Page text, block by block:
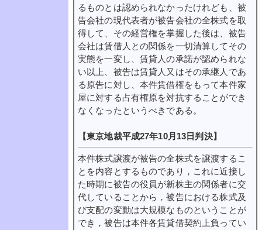
るものとは認められなかったけれども、被
告会社の現代表者が被告会社の全株式を取
得して、その経営権を掌握した後は、被告
会社は賃借人との関係を一切清算してその
実態を一変し、賃貸人の承諾が認められな
い以上、被告は賃貸人又はその承継人であ
る原告に対し、本件賃借権をもって本件家
屋に対する占有権原を対抗することができ
なくなったというべきである。
【東京地裁平成27年10月13日判決】
本件株式譲渡が被告の全株式を譲渡するこ
とを内容とするものであり，これに近接し
た時期に被告の役員が新株主の関係者に交
代していることから，被告における株式及
び支配の変動は大規模なものということが
でき，被告は本件各賃貸借契約上負ってい